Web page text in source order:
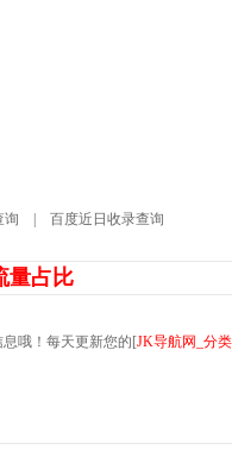
询 百度近日收录查询
量占比
哦！每天更新您的[JK导航网_分